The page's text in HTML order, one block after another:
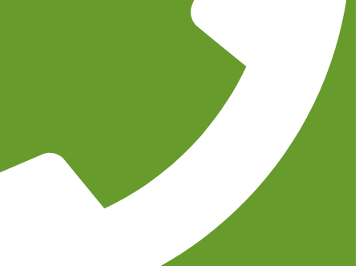
Intelligente Heizsysteme nutzen Technologien wie Sensoren,
Automatisierung und Vernetzung, um die Effizienz der Heizung
Energiekosten langfristig senken
Durch eine individuelle Steuerung der Raumtemperatur
basierend auf den Bedürfnissen der Bewohner:innen und
unter Berücksichtigung von Faktoren wie Wettervorhersagen
und Anwesenheit kann der Komfort gesteigert und langfristig
Energiekosten gesenkt werden. Intelligente Heizsysteme
Dank „zonenbasiertem Heizsystem“ optimal heizen